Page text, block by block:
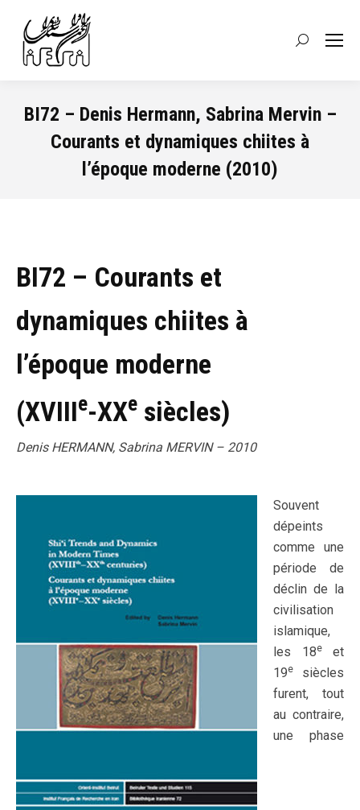
Recherche
BI72 – Denis Hermann, Sabrina Mervin –
Courants et dynamiques chiites à
l’époque moderne (2010)
BI72 – Courants et
dynamiques chiites à
l’époque moderne
(XVIIIe-XXe siècles)
Denis HERMANN, Sabrina MERVIN – 2010
Souvent
dépeints
comme une
période de
déclin de la
civilisation
islamique,
les 18eet
19e
siècles
furent, tout
au contraire,
une phase